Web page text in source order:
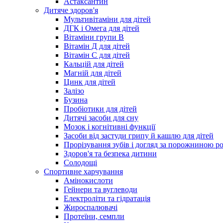
Дитяче здоров'я
Мультивітаміни для дітей
ДГК і Омега для дітей
Вітаміни групи В
Вітамін Д для дітей
Вітамін С для дітей
Кальцій для дітей
Магній для дітей
Цинк для дітей
Залізо
Бузина
Пробіотики для дітей
Дитячі засоби для сну
Мозок і когнітивні функції
Засоби від застуди грипу й кашлю для дітей
Прорізування зубів і догляд за порожниною
Здоров'я та безпека дитини
Солодощі
Спортивне харчування
Амінокислоти
Гейнери та вуглеводи
Електроліти та гідратація
Жироспалювачі
Протеїни, семпли